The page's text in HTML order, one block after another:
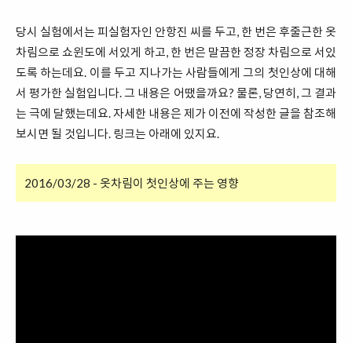
당시 실험에서는 피실험자인 안항진 씨를 두고, 한 번은 후줄근한 옷
차림으로 쇼윈도에 서있게 하고, 한 번은 말끔한 정장 차림으로 서있
도록 하는데요. 이를 두고 지나가는 사람들에게 그의 첫인상에 대해
서 평가한 실험입니다. 그 내용은 어땠을까요? 물론, 당연히, 그 결과
는 극에 달했는데요. 자세한 내용은 제가 이전에 작성한 글을 참조해
보시면 될 것입니다. 링크는 아래에 있지요.
2016/03/28 - 옷차림이 첫인상에 주는 영향